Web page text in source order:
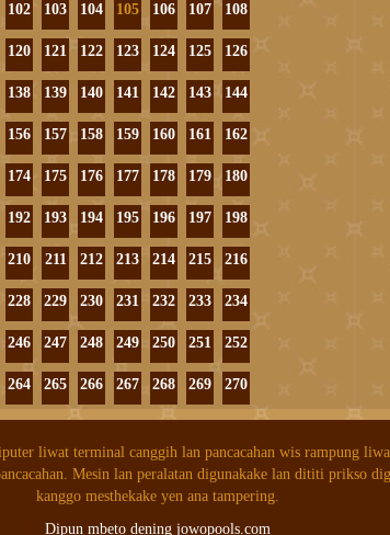
102 103 104 105 106 107 108
120 121 122 123 124 125 126
138 139 140 141 142 143 144
156 157 158 159 160 161 162
174 175 176 177 178 179 180
192 193 194 195 196 197 198
210 211 212 213 214 215 216
228 229 230 231 232 233 234
246 247 248 249 250 251 252
264 265 266 267 268 269 270
liwat terminal canggih lan pancacahan wis rampung
Mesin lan peralatan digunakake lan dititi prikso
kanggo mesthekake yen ana tampering.
Dipun mbeto dening jowopools.com